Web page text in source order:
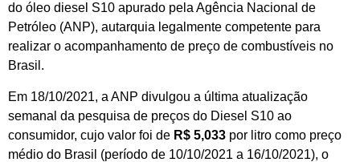
do óleo diesel S10 apurado pela Agência Nacional de
Petróleo (ANP), autarquia legalmente competente para
realizar o acompanhamento de preço de combustíveis no
Brasil.
Em 18/10/2021, a ANP divulgou a última atualização
semanal da pesquisa de preços do Diesel S10 ao
consumidor, cujo valor foi de R$ 5,033 por litro como preço
médio do Brasil (período de 10/10/2021 a 16/10/2021), o